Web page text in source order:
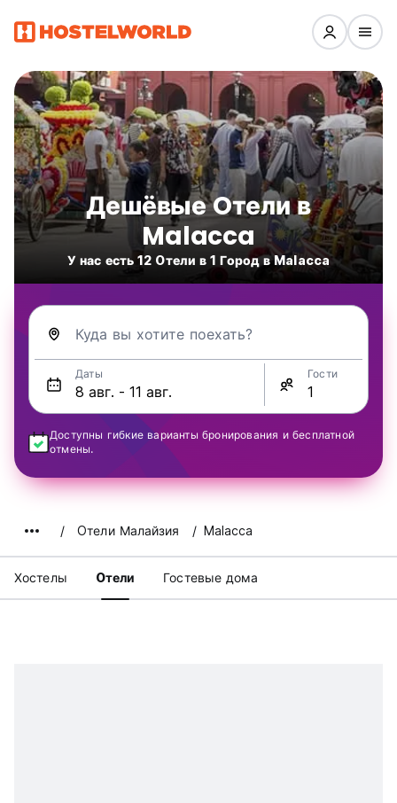
Дешёвые Oтели в
Malacca
У нас есть 12 Oтели в 1 Город в Malacca
Куда вы хотите поехать?
Даты Гости
Доступны гибкие варианты бронирования и бесплатной
отмены.
Oтели Малайзия Malacca
Хостелы Oтели Гостевые дома